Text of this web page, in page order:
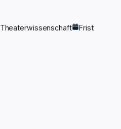
Theaterwissenschaft
Frist: